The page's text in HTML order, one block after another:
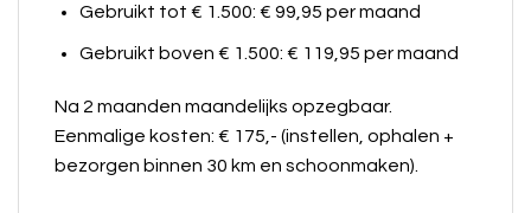
Gebruikt tot € 1.500: € 99,95 per maand
Gebruikt boven € 1.500: € 119,95 per maand
Na 2 maanden maandelijks opzegbaar.
Eenmalige kosten: € 175,- (instellen, ophalen +
bezorgen binnen 30 km en schoonmaken).